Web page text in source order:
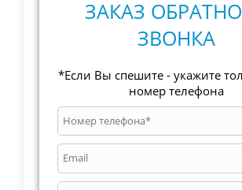
ЗАКАЗ
ЗВОНКА
*Если Вы спешите - укажите
номер телефона